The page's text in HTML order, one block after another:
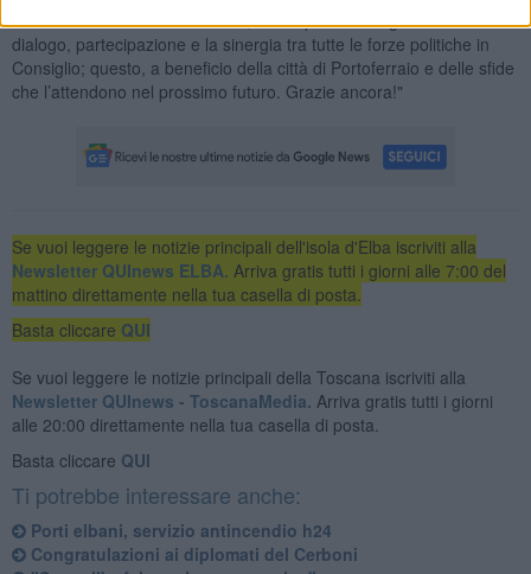
fiducia che mi è stata concessa, nella speranza di garantire
dialogo, partecipazione e la sinergia tra tutte le forze politiche in
Consiglio; questo, a beneficio della città di Portoferraio e delle sfide
che l’attendono nel prossimo futuro. Grazie ancora!"
Se vuoi leggere le notizie principali dell'isola d'Elba iscriviti alla
Newsletter QUInews ELBA. Arriva gratis tutti i giorni alle 7:00 del
mattino direttamente nella tua casella di posta.
Basta cliccare QUI
Se vuoi leggere le notizie principali della Toscana iscriviti alla
Newsletter QUInews - ToscanaMedia. Arriva gratis tutti i giorni
alle 20:00 direttamente nella tua casella di posta.
Basta cliccare QUI
Ti potrebbe interessare anche:
Porti elbani, servizio antincendio h24
Congratulazioni ai diplomati del Cerboni